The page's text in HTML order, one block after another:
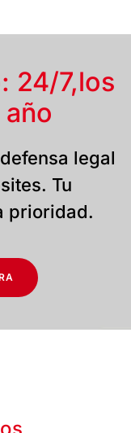
24/7,los
legal
Tu
prioridad.